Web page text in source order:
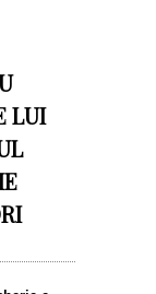
LUI